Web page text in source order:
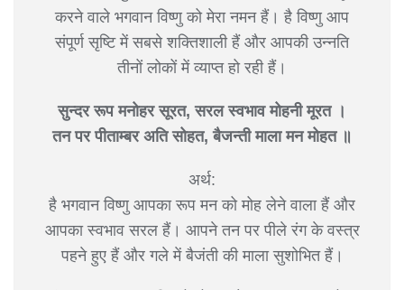
करने वाले भगवान विष्णु को मेरा नमन हैं। है विष्णु आप
संपूर्ण सृष्टि में सबसे शक्तिशाली हैं और आपकी उन्नति
तीनों लोकों में व्याप्त हो रही हैं।
सुन्दर रूप मनोहर सूरत, सरल स्वभाव मोहनी मूरत ।
तन पर पीताम्बर अति सोहत, बैजन्ती माला मन मोहत ॥
अर्थ:
है भगवान विष्णु आपका रूप मन को मोह लेने वाला हैं और
आपका स्वभाव सरल हैं। आपने तन पर पीले रंग के वस्त्र
पहने हुए हैं और गले में बैजंती की माला सुशोभित हैं।